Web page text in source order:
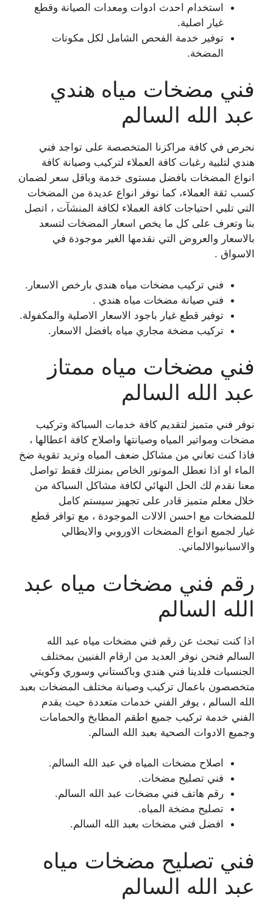
استخدام احدث ادوات ومعدات الصيانة وقطع
غيار اصلية.
توفير خدمة الفحص الشامل لكل مكونات
المضخة.
فني مضخات مياه هندي
عبد الله السالم
نحرص في كافة مراكزنا المتخصصة على تواجد فني
هندي لتلبية رغبات كافة العملاء لتركيب وصيانة كافة
انواع المضخات بافضل مستوى خدمة وباقل سعر لضمان
كسب ثقة العملاء، كما نوفر انواع عديدة من المضخات
التي تلبي احتياجات كافة العملاء لكافة المنشآت ، اتصل
بنا وتعرف على كل ما يخص اسعار المضخات لتسعد
بالاسعار والعروض التي نقدمها الغير موجودة في
الاسواق .
فني تركيب مضخات مياه هندي بارخص الاسعار.
فني صيانة مضخات مياه هندي .
توفير قطع غيار باجود الاسعار الاصلية والمكفولة.
تركيب مضخة مجاري مياه بافضل الاسعار.
فني مضخات مياه ممتاز
عبد الله السالم
نوفر فني متميز لتقديم كافة خدمات السباكة وتركيب
مضخات ومواتير المياه وصيانتها واصلاح كافة اعطالها ،
فاذا كنت تعاني من مشاكل ضعف المياه وتريد تقوية ضخ
الماء او اذا تعطل الموتور الخاص بمنزلك فقط تواصل
معنا نقدم لك الحل النهائي لكافة مشاكل السباكة من
خلال معلم متميز قادر على تجهيز سيستم كامل
للمضخات مع احسن الالات الموجودة ، مع توافر قطع
غيار لجميع انواع المضخات الاوروبي والايطالي
والاسبانيوالالماني.
رقم فني مضخات مياه عبد
الله السالم
اذا كنت تبحث عن رقم فني مضخات مياه عبد الله
السالم فنحن نوفر العديد من ارقام الفنيين بمختلف
الجنسيات فلدينا فني هندي وباكستاني وسوري وكويتي
متخصصون باعمال تركيب وصيانة مختلف المضخات بعبد
الله السالم ، يوفر الفني خدمات متعددة حيث يقدم
الفني خدمة تركيب جميع اطقم المطابخ والحمامات
وجميع الادوات الصحية بعبد الله السالم.
اصلاح مضخات المياه في عبد الله السالم.
فني تصليح مضخات.
رقم هاتف فني مضخات عبد الله السالم.
تصليح مضخة المياه.
افضل فني مضخات بعبد الله السالم.
فني تصليح مضخات مياه
عبد الله السالم